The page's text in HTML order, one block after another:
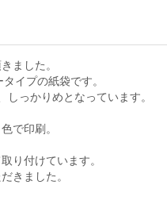
ました。
イプの紙袋です。
っかりめとなっています。
で印刷。
り付けています。
きました。